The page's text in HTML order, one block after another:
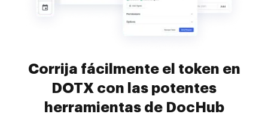
Corrija fácilmente el token en
DOTX con las potentes
herramientas de DocHub